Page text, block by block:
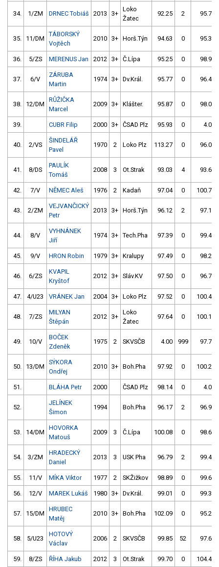
34. 1/ZM DRNEC Tobiáš 2013 3+
Loko
Žatec
92.25 2 95.75
35. 11/DM
TÁBORSKÝ
Vojtěch
2010 3+ Horš.Týn 94.63 0 95.32
36. 5/ZS MERENUS Jan 2012 3+ Č.Lípa 95.25 0 98.90
37. 6/V
ZÁRUBA
Martin
1974 3+ Dv.Král. 95.77 0 96.49
38. 12/DM
RŮŽIČKA
Marcel
2009 3+ Klášter. 95.87 0 98.04
39. CUBR Filip 2000 3+ ČSAD Plz 95.93 0 4.00
40. 2/VS
ŠINDELÁŘ
Pavel
1970 2 Loko Plz 113.27 0 96.03
41. 8/DS
PAULÍK
Tomáš
2008 3 Ot.Strak 93.03 4 93.62
42. 7/V NĚMEC Aleš 1976 2 Kadaň 97.04 0 100.76
43. 2/ZM
VEJVANČICKÝ
Petr
2013 3+ Horš.Týn 96.12 2 97.14
44. 8/V
VYHNÁNEK
Jiří
1974 3+ Tech.Pha 97.39 0 99.43
45. 9/V HRON Robin 1979 3+ Kralupy 97.49 0 98.29
46. 6/ZS
KVAPIL
Kryštof
2012 3+ Sláv.KV 97.50 0 96.73
47. 4/U23 VRÁNEK Jan 2004 3+ Loko Plz 97.52 0 100.45
48. 7/ZS
MILYAN
Štěpán
2012 3+
Loko
Žatec
97.64 0 100.19
49. 10/V
BOČEK
Zdeněk
1975 2 SKVSČB 4.00 999 97.73
50. 13/DM
SÝKORA
Ondřej
2010 3+ Boh.Pha 97.92 0 100.28
51. BLÁHA Petr 2000 ČSAD Plz 98.14 0 4.00
52.
JELÍNEK
Šimon
1994 Boh.Pha 96.17 2 96.96
53. 14/DM
HOVORKA
Matouš
2009 3 Č.Lípa 100.08 0 98.62
54. 3/ZM
HRADECKÝ
Daniel
2013 3 USK Pha 96.79 2 99.49
55. 11/V MÍKA Viktor 1977 2 SKŽižkov 98.89 0 99.63
56. 12/V MAREK Lukáš 1980 3+ Dv.Král. 99.01 0 99.32
57. 15/DM
HRUBEC
Matěj
2010 3+ Boh.Pha 102.09 0 95.23
58. 5/U23
HOTOVÝ
Václav
2006 2 SKVSČB 99.85 52 97.65
59. 8/ZS ŘÍHA Jakub 2012 3 Ot.Strak 99.70 0 104.43